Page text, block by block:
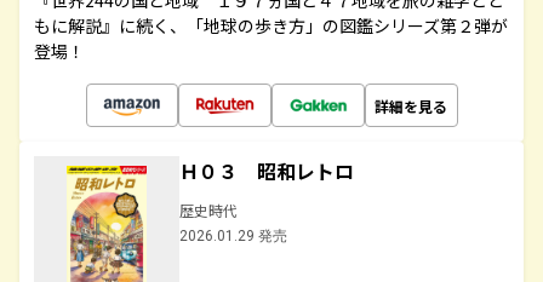
もに解説』に続く、「地球の歩き方」の図鑑シリーズ第２弾が
登場！
詳細を見る
Ｈ０３ 昭和レトロ
歴史時代
2026.01.29 発売